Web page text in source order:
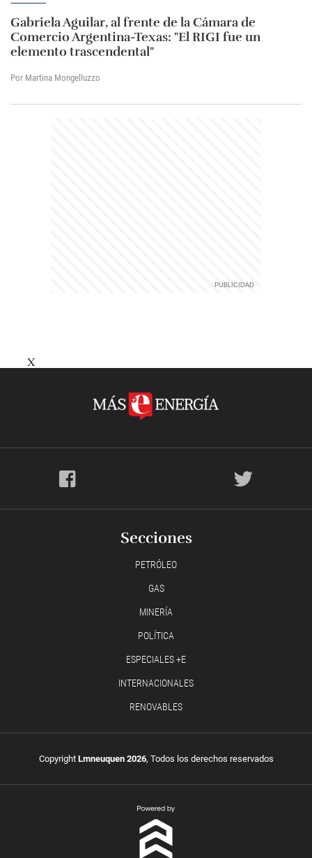
Gabriela Aguilar, al frente de la Cámara de
Comercio Argentina-Texas: "El RIGI fue un
elemento trascendental"
Por Martina Mongelluzzo
X
Secciones
PETRÓLEO
GAS
MINERÍA
POLÍTICA
ESPECIALES +E
INTERNACIONALES
RENOVABLES
Copyright Lmneuquen 2026, Todos los derechos reservados